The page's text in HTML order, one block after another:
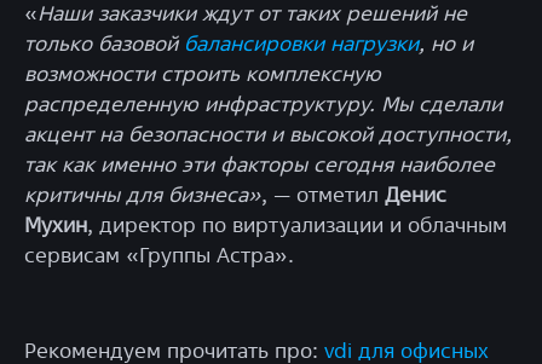
«Наши заказчики ждут от таких решений не
только базовой балансировки нагрузки, но и
возможности строить комплексную
распределенную инфраструктуру. Мы сделали
акцент на безопасности и высокой доступности,
так как именно эти факторы сегодня наиболее
критичны для бизнеса», — отметил Денис
Мухин, директор по виртуализации и облачным
сервисам «Группы Астра».
Рекомендуем прочитать про: vdi для офисных